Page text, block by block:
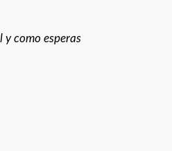
y como esperas